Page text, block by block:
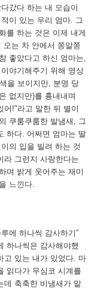
다갔다 하는 내 모습이
적이 있는 우리 엄마. 그
를 하는 것은 이제 내게
오는 차 안에서 쫑알쫑
참 좋았다고 하신 엄마는,
이야기해주기 위해 영상
을 보이지만, 분명 당
없지만)를 흉내내며
어 !"라고 말한 뒤 별이
쿠룸쿠룸한 발냄새 , 그
하다. 어쩌면 엄마는 딸
의 입을 빌려 하는 것
라 그런지 사랑한다는
며 밝게 웃어주는 재미
느낀다.
에 하나씩 감사하기”
하나씩은 감사해야했
고 있는 내가 있었다. 마
읽다가 무심코 시계를
데 축축한 비냄새가 맡